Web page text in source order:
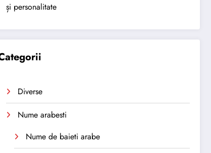
și personalitate
Diverse
Nume arabesti
Nume de baieti arabe